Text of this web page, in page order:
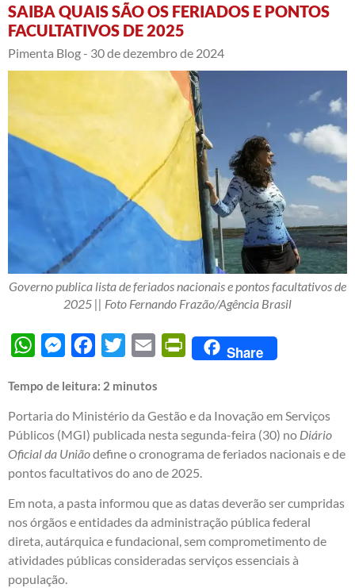
SAIBA QUAIS SÃO OS FERIADOS E PONTOS
FACULTATIVOS DE 2025
Pimenta Blog - 30 de dezembro de 2024
Governo publica lista de feriados nacionais e pontos facultativos de
2025 || Foto Fernando Frazão/Agência Brasil
WhatsAppMessengerFacebook
Twitter Email PrintFriendly
Share
Tempo de leitura: 2 minutos
Portaria do Ministério da Gestão e da Inovação em Serviços
Públicos (MGI) publicada nesta segunda-feira (30) no Diário
Oficial da Uniãodefine o cronograma de feriados nacionais e de
pontos facultativos do ano de 2025.
Em nota, a pasta informou que as datas deverão ser cumpridas
nos órgãos e entidades da administração pública federal
direta, autárquica e fundacional, sem comprometimento de
atividades públicas consideradas serviços essenciais à
população.